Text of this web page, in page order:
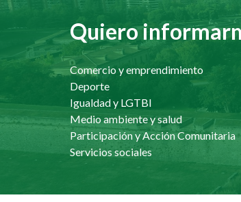
Quiero
Comercio y emprendimiento
Deporte
Igualdad y LGTBI
Medio ambiente y salud
Participación y Acción Comunitaria
Servicios sociales